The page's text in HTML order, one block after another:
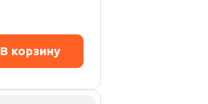
В корзину